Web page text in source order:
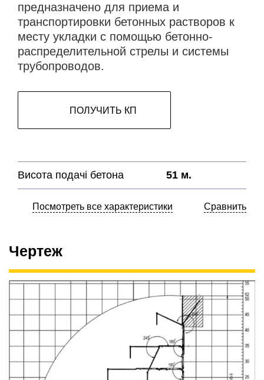
предназначено для приема и
транспортировки бетонных растворов к
месту укладки с помощью бетонно-
распределительной стрелы и системы
трубопроводов.
ПОЛУЧИТЬ КП
Висота подачі бетона 51 м.
Посмотреть все характеристики Сравнить
Чертеж